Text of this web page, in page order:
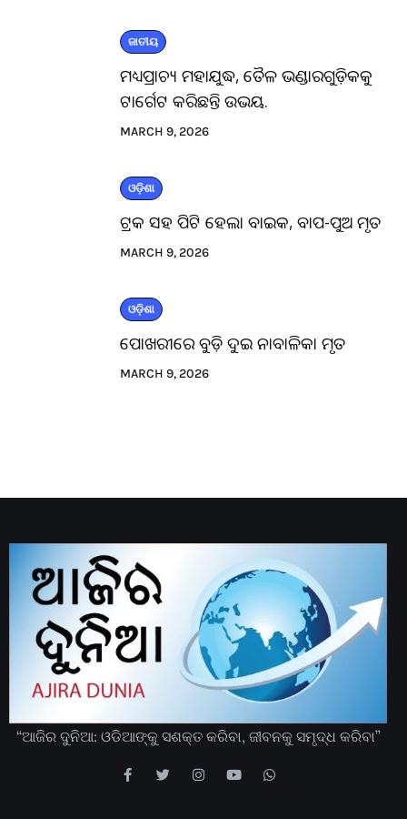
ଜାତୀୟ
ମଧ୍ୟପ୍ରାଚ୍ୟ ମହାଯୁଦ୍ଧ, ତୈଳ ଭଣ୍ଡାରଗୁଡ଼ିକକୁ
ଟାର୍ଗେଟ କରିଛନ୍ତି ଉଭୟ.
MARCH 9, 2026
ଓଡ଼ିଶା
ଟ୍ରକ ସହ ପିଟି ହେଲା ବାଇକ, ବାପ-ପୁଅ ମୃତ
MARCH 9, 2026
ଓଡ଼ିଶା
ପୋଖରୀରେ ବୁଡ଼ି ଦୁଇ ନାବାଳିକା ମୃତ
MARCH 9, 2026
“ଆଜିର ଦୁନିଆ: ଓଡିଆଙ୍କୁ ସଶକ୍ତ କରିବା, ଜୀବନକୁ ସମୃଦ୍ଧ କରିବା”